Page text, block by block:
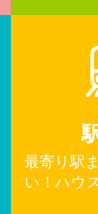
最寄り駅
い！ハウ